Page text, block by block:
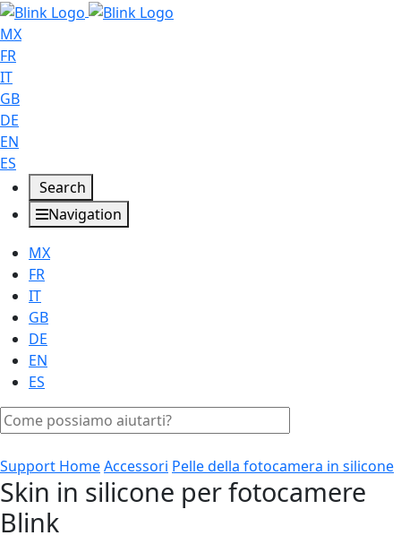
MX
FR
IT
GB
DE
EN
ES
Search
Navigation
MX
FR
IT
GB
DE
EN
ES
Support HomeAccessori Pelle della fotocamera in silicone
Skin in silicone per fotocamere
Blink